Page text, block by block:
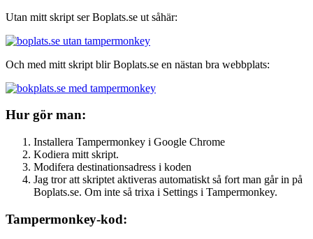
Utan mitt skript ser Boplats.se ut såhär:
Och med mitt skript blir Boplats.se en nästan bra webbplats:
Hur gör man:
Installera Tampermonkey i Google Chrome
Kodiera mitt skript.
Modifera destinationsadress i koden
Jag tror att skriptet aktiveras automatiskt så fort man går in på
Boplats.se. Om inte så trixa i Settings i Tampermonkey.
Tampermonkey-kod: